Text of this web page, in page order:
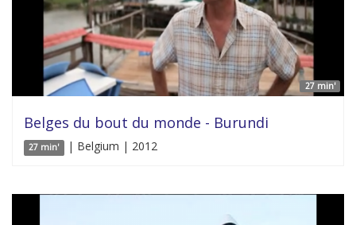
27 min'
Belges du bout du monde - Burundi
27 min' | Belgium | 2012